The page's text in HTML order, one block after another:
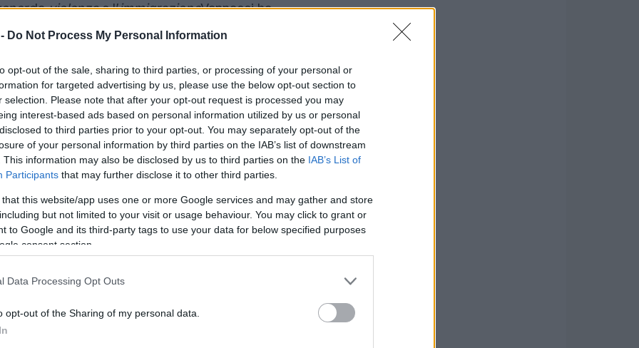
Do Not Process My Personal Information
opt-out of the sale, sharing to third parties, or processing of your personal or
for targeted advertising by us, please use the below opt-out section to
selection. Please note that after your opt-out request is processed you may
interest-based ads based on personal information utilized by us or personal
to third parties prior to your opt-out. You may separately opt-out of the
of your personal information by third parties on the IAB’s list of downstream
This information may also be disclosed by us to third parties on the IAB’s List of
Participants that may further disclose it to other third parties.
that this website/app uses one or more Google services and may gather and store
but not limited to your visit or usage behaviour. You may click to grant or
to Google and its third-party tags to use your data for below specified purposes
consent section.
Data Processing Opt Outs
opt-out of the Sharing of my personal data.
laviolenzae l’immigrazioneVannacci ha
già scatenato reazioni politiche.
secondo cui il